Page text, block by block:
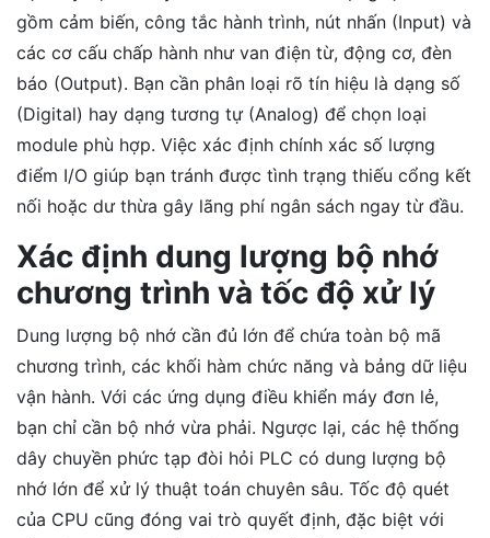
gồm cảm biến, công tắc hành trình, nút nhấn (Input) và
các cơ cấu chấp hành như van điện từ, động cơ, đèn
báo (Output). Bạn cần phân loại rõ tín hiệu là dạng số
(Digital) hay dạng tương tự (Analog) để chọn loại
module phù hợp. Việc xác định chính xác số lượng
điểm I/O giúp bạn tránh được tình trạng thiếu cổng kết
nối hoặc dư thừa gây lãng phí ngân sách ngay từ đầu.
Xác định dung lượng bộ nhớ
chương trình và tốc độ xử lý
Dung lượng bộ nhớ cần đủ lớn để chứa toàn bộ mã
chương trình, các khối hàm chức năng và bảng dữ liệu
vận hành. Với các ứng dụng điều khiển máy đơn lẻ,
bạn chỉ cần bộ nhớ vừa phải. Ngược lại, các hệ thống
dây chuyền phức tạp đòi hỏi PLC có dung lượng bộ
nhớ lớn để xử lý thuật toán chuyên sâu. Tốc độ quét
của CPU cũng đóng vai trò quyết định, đặc biệt với